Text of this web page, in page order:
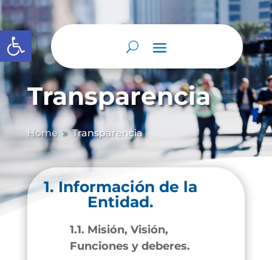
Abrir barra de herramientas
Transparencia
Home 9 Transparencia
1. Información de la
Entidad.
1.1. Misión, Visión,
Funciones y deberes.